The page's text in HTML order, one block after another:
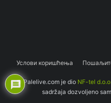
Услови коришћења
© Palelive.com je dio NF-tel d.o.o.
sadržaja dozvoljeno